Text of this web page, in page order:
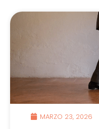
MARZO 23, 2026